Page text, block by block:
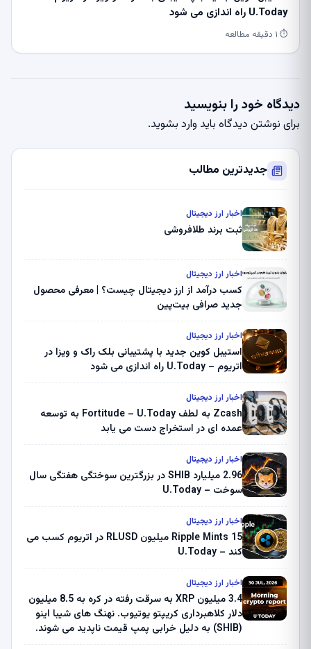
U.Today راه اندازی می شود
⏱ ۱ دقیقه مطالعه
دیدگاه خود را بنویسید
برای نوشتن دیدگاه باید وارد بشوید.
جدیدترین مطالب
اخبار ارز دیجیتال
ثبت برند طلافروشی
اخبار ارز دیجیتال
کسب درآمد از ارز دیجیتال چیست؟ | معرفی محصول
جدید صرافی بیت‌پین
اخبار ارز دیجیتال
استیبل کوین جدید با پشتیبانی بلک راک و ویزا در
اتریوم – U.Today راه اندازی می شود
اخبار ارز دیجیتال
Zcash به لطف Fortitude – U.Today به توسعه
عمده ای در استخراج دست می یابد
اخبار ارز دیجیتال
2.96 میلیارد SHIB در بزرگترین سوختگی هفتگی سال
سوخت – U.Today
اخبار ارز دیجیتال
Ripple Mints 15 میلیون RLUSD در اتریوم کسب می
کند – U.Today
اخبار ارز دیجیتال
3.4 میلیون XRP به سرقت رفته در کره به 8.5 میلیون
دلار کلاهبرداری کریپتو یوتیوب. نهنگ های شیبا اینو
(SHIB) به دلیل خرابی پمپ قیمت ناپدید می شوند.